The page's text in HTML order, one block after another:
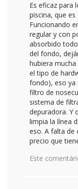
Es eficaz para
piscina, que
Funcionando
regular y con
absorbido
del fondo,
hubiera
el tipo de
fondo), eso ya
filtro de
sistema de
depuradora. Y
limpia la línea
eso. A falta de
precio que
Este